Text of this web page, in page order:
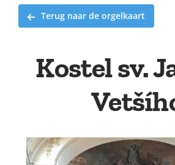
Terug naar de orgelkaart
Kostel sv.